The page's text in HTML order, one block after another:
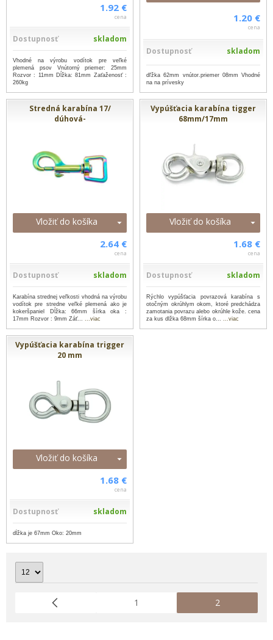
1.92 €
cena
Dostupnosť skladom
Vhodné na výrobu vodítok pre veľké
plemená psov Vnútorný priemer: 25mm
Rozvor : 11mm Dĺžka: 81mm Zaťaženosť :
260kg
1.20 €
cena
Dostupnosť skladom
dľžka 62mm vnútor.priemer 08mm Vhodné
na na prívesky
Stredná karabína 17/
dúhová-
Vložiť do košíka
2.64 €
cena
Dostupnosť skladom
Karabína strednej veľkosti vhodná na výrobu
vodítok pre stredne veľké plemená ako je
kokeršpaniel Dĺžka: 66mm šírka oka :
17mm Rozvor : 9mm Záť...
...viac
Vypúšťacia karabína tigger
68mm/17mm
Vložiť do košíka
1.68 €
cena
Dostupnosť skladom
Rýchlo vypúšťacia povrazová karabína s
otočným okrúhlym okom, ktoré predchádza
zamotania povrazu alebo okrúhle kože. cena
za kus dlžka 68mm šírka o...
...viac
Vypúšťacia karabína trigger
20 mm
Vložiť do košíka
1.68 €
cena
Dostupnosť skladom
dĺžka je 67mm Oko: 20mm
1 2